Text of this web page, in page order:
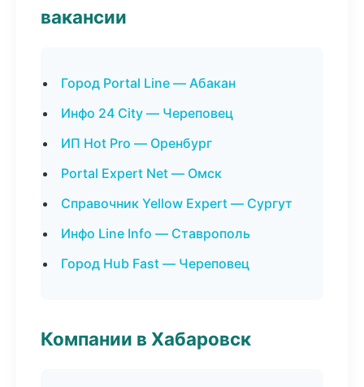
вакансии
Город Portal Line — Абакан
Инфо 24 City — Череповец
ИП Hot Pro — Оренбург
Portal Expert Net — Омск
Справочник Yellow Expert — Сургут
Инфо Line Info — Ставрополь
Город Hub Fast — Череповец
Компании в Хабаровск